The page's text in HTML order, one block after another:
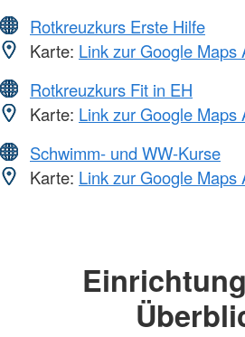
Rotkreuzkurs Erste Hilfe
Karte: Link zur Google Maps
Rotkreuzkurs Fit in EH
Karte: Link zur Google Maps
Schwimm- und WW-Kurse
Karte: Link zur Google Maps